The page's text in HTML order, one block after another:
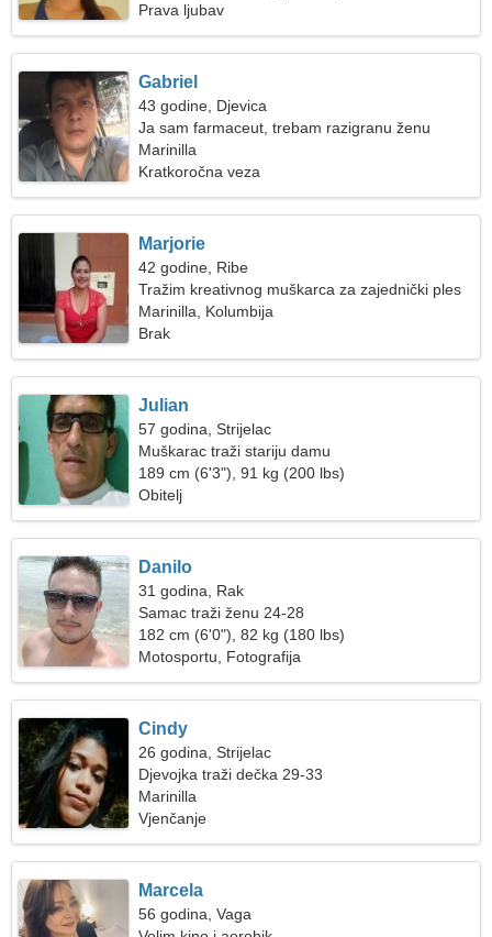
Prava ljubav
Gabriel
43 godine, Djevica
Ja sam farmaceut, trebam razigranu ženu
Marinilla
Kratkoročna veza
Marjorie
42 godine, Ribe
Tražim kreativnog muškarca za zajednički ples
Marinilla, Kolumbija
Brak
Julian
57 godina, Strijelac
Muškarac traži stariju damu
189 cm (6'3"), 91 kg (200 lbs)
Obitelj
Danilo
31 godina, Rak
Samac traži ženu 24-28
182 cm (6'0"), 82 kg (180 lbs)
Motosportu, Fotografija
Cindy
26 godina, Strijelac
Djevojka traži dečka 29-33
Marinilla
Vjenčanje
Marcela
56 godina, Vaga